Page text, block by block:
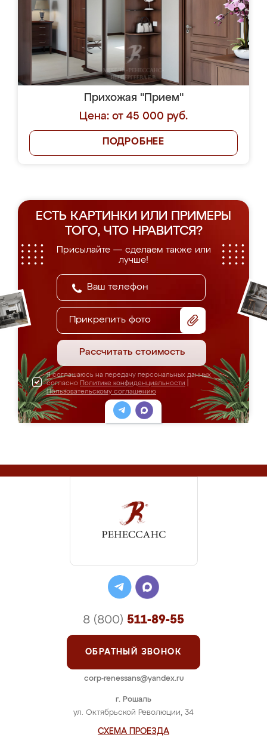
Прихожая "Прием"
Цена: от 45 000 руб.
ПОДРОБНЕЕ
ЕСТЬ КАРТИНКИ ИЛИ ПРИМЕРЫ
ТОГО, ЧТО НРАВИТСЯ?
Присылайте — сделаем также или
лучше!
Прикрепить фото
Рассчитать стоимость
Я соглашаюсь на передачу персональных данных
согласно Политике конфиденциальности
Пользовательскому соглашению
г. Рошаль
ул. Октябрьской Революции, 34
СХЕМА ПРОЕЗДА
8 (800) 511-89-55
ОБРАТНЫЙ ЗВОНОК
corp-renessans@yandex.ru